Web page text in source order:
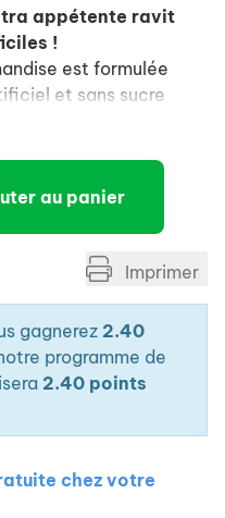
appétente ravit
!
est formulée
et sans sucre
du chat dans
(5 tubes
corporel de 4 kg).
hydraté.
à verser
lors des
le chat occupé.
display en carton 100
1 % Pour Les
au panier
Imprimer
gagnerez 2.40
programme de
2.40 points
chez votre